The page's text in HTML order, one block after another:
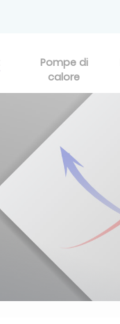
Pompe di
calore